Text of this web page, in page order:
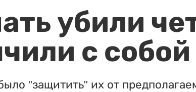
убили
с собой
"защитить" их от